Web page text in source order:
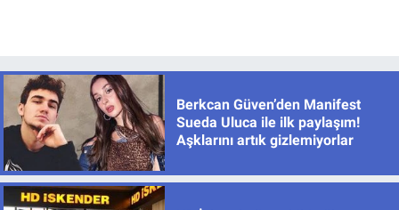
Berkcan Güven’den Manifest
Sueda Uluca ile ilk paylaşım!
Aşklarını artık gizlemiyorlar